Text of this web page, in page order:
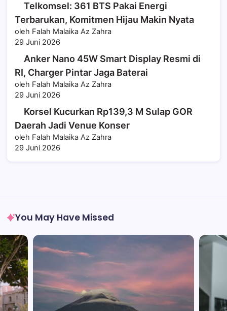
Telkomsel: 361 BTS Pakai Energi
Terbarukan, Komitmen Hijau Makin Nyata
oleh Falah Malaika Az Zahra
29 Juni 2026
Anker Nano 45W Smart Display Resmi di
RI, Charger Pintar Jaga Baterai
oleh Falah Malaika Az Zahra
29 Juni 2026
Korsel Kucurkan Rp139,3 M Sulap GOR
Daerah Jadi Venue Konser
oleh Falah Malaika Az Zahra
29 Juni 2026
You May Have Missed